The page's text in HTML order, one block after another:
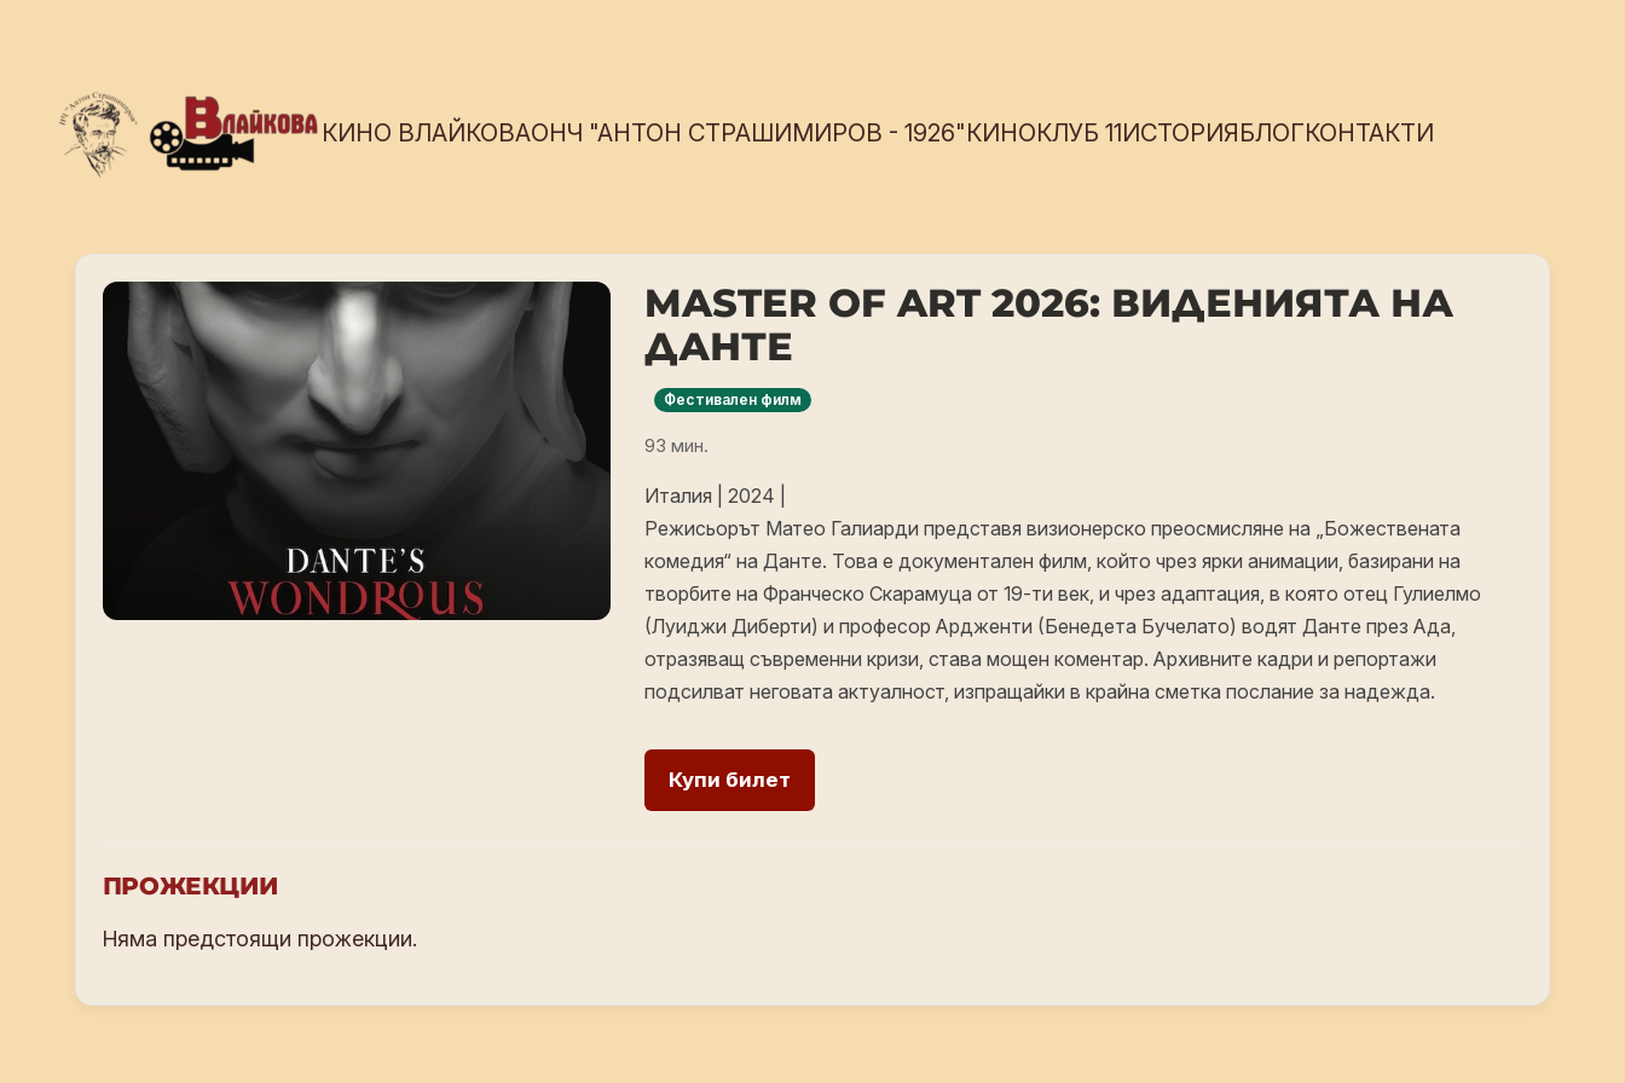
КИНО ВЛАЙКОВАОНЧ "АНТОН СТРАШИМИРОВ - 1926"КИНОКЛУБ 11ИСТОРИЯБЛОГКОНТАКТИ
MASTER OF ART 2026: ВИДЕНИЯТА НА
ДАНТЕ
Фестивален филм
93 мин.
Италия | 2024 |
Режисьорът Матео Галиарди представя визионерско преосмисляне на „Божествената
комедия“ на Данте. Това е документален филм, който чрез ярки анимации, базирани на
творбите на Франческо Скарамуца от 19-ти век, и чрез адаптация, в която отец Гулиелмо
(Луиджи Диберти) и професор Ардженти (Бенедета Бучелато) водят Данте през Ада,
отразяващ съвременни кризи, става мощен коментар. Архивните кадри и репортажи
подсилват неговата актуалност, изпращайки в крайна сметка послание за надежда.
Купи билет
ПРОЖЕКЦИИ
Няма предстоящи прожекции.